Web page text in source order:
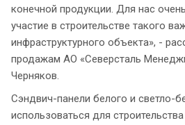
конечной продукции. Для нас
участие в строительстве такого
инфраструктурного объекта», -
продажам АО «Северсталь
Черняков.
Сэндвич-панели белого и светло-
использоваться для